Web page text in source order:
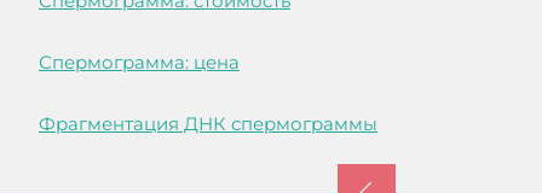
Спермограмма: цена
Фрагментация ДНК спермограммы